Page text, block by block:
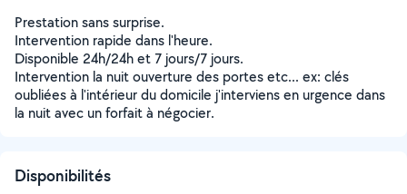
Prestation sans surprise.
Intervention rapide dans l'heure.
Disponible 24h/24h et 7 jours/7 jours.
Intervention la nuit ouverture des portes etc... ex: clés
oubliées à l'intérieur du domicile j'interviens en urgence dans
la nuit avec un forfait à négocier.
Disponibilités